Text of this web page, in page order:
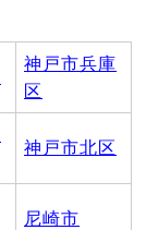
神戸市兵庫
区
神戸市北区
尼崎市